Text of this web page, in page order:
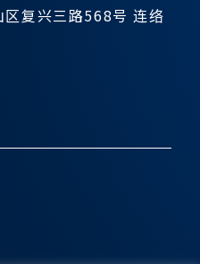
复兴三路568号 连络